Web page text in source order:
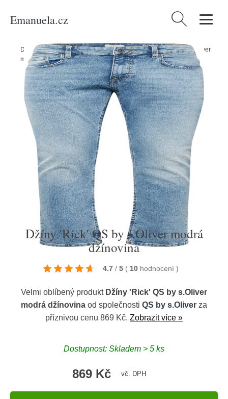
Emanuela.cz Vyhledávání
Domů/Produkty/Muži/Oblečení/Džíny/Džíny 'Rick' QS by s.Oliver
modrá džínovina
Džíny 'Rick' QS by s.Oliver modrá
džínovina
4.7 / 5 ( 10 hodnocení )
Velmi oblíbený produkt Džíny 'Rick' QS by s.Oliver
modrá džínovina od společnosti QS by s.Oliver za
příznivou cenu 869 Kč. Zobrazit více »
Dostupnost: Skladem > 5 ks
869 Kč vč. DPH